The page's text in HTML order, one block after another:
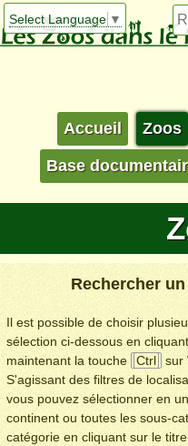
Select Language ▼
Accueil Zoos
Base
Rechercher
Il est possible de choisir
sélection ci-dessous en
maintenant la touche
Ctrl sur
S'agissant des filtres de
vous pouvez sélectionner en
continent ou toutes les sous-
catégorie en cliquant sur le